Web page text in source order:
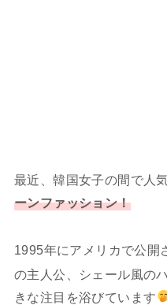
最近、韓国女子の間で人
ーンファッション！
1995年にアメリカで公開
の主人公、シェール風の
きな注目を浴びています